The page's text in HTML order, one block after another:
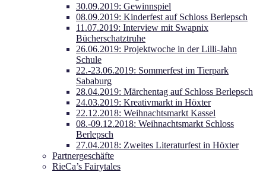
30.09.2019: Gewinnspiel
08.09.2019: Kinderfest auf Schloss Berlepsch
11.07.2019: Interview mit Swapnix
Bücherschatztruhe
26.06.2019: Projektwoche in der Lilli-Jahn
Schule
22.-23.06.2019: Sommerfest im Tierpark
Sababurg
28.04.2019: Märchentag auf Schloss Berlepsch
24.03.2019: Kreativmarkt in Höxter
22.12.2018: Weihnachtsmarkt Kassel
08.-09.12.2018: Weihnachtsmarkt Schloss
Berlepsch
27.04.2018: Zweites Literaturfest in Höxter
Partnergeschäfte
RieCa’s Fairytales